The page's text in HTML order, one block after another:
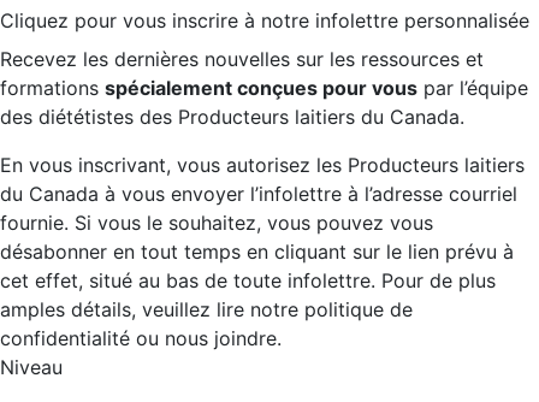
Cliquez pour vous inscrire à notre infolettre personnalisée
Recevez les dernières nouvelles sur les ressources et
formations spécialement conçues pour vous par l’équipe
des diététistes des Producteurs laitiers du Canada.
En vous inscrivant, vous autorisez les Producteurs laitiers
du Canada à vous envoyer l’infolettre à l’adresse courriel
fournie. Si vous le souhaitez, vous pouvez vous
désabonner en tout temps en cliquant sur le lien prévu à
cet effet, situé au bas de toute infolettre. Pour de plus
amples détails, veuillez lire notre politique de
confidentialité ou nous joindre.
Niveau